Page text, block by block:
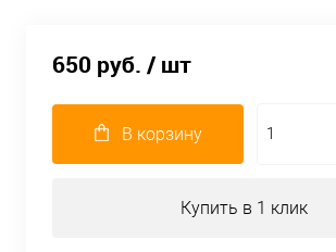
650 руб. / шт
В корзину
Купить в 1 клик